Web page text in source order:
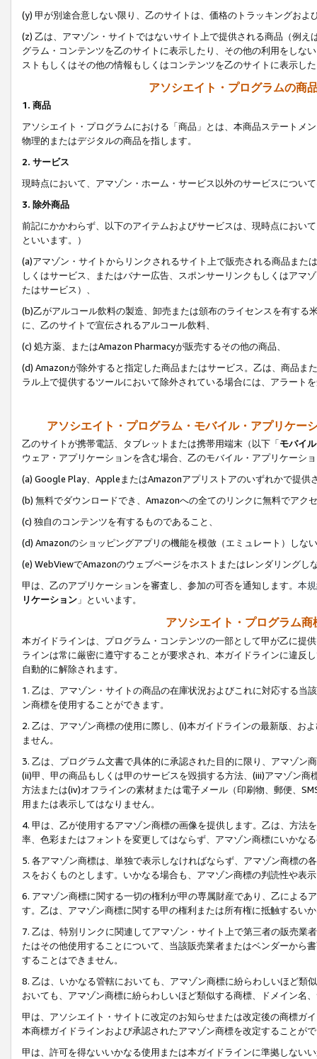
(y) 甲が別途合意しない限り、乙のサイトは、価格のトラッキングお
(z) 乙は、アマゾン・サイトではないサイト上で提供される商品（例
グラム・コンテンツを乙のサイトに表示したり、その他の利用をしな
ストもしくはその他の情報もしくはコンテンツを乙のサイトに表示し
アソシエイト・プログラムの商
1. 商品
アソシエイト・プログラムにおける「商品」とは、本商品ステートメ
物理的またはデジタルの商品を指します。
2. サービス
現時点において、アマゾン・ホーム・サービス以外のサービスについ
3. 除外商品
前記にかかわらず、以下のアイテムおよびサービスは、現時点におい
といいます。）
(a)アマゾン・サイトからリンクされるサイト上で販売される商品ま
しくはサービス、またはバナー広告、スポンサーリンクもしくはアマ
たはサービス）、
(b)乙がアルコール飲料の製造、卸売または頒布のライセンスを有す
に、乙のサイトで宣伝されるアルコール飲料、
(c) 処方薬、またはAmazon Pharmacyが販売するその他の商品、
(d) Amazonが除外すると指定した商品またはサービス。乙は、商品ま
ラル上で提供するツールにおいて除外されている場合には、アラート
アソシエイト・プログラム・モバイル・アプリケー
乙のサイトが携帯電話、タブレットまたは携帯用端末（以下「モバイ
ウェア・アプリケーションを含む場合、乙のモバイル・アプリケーシ
(a) Google Play、AppleまたはAmazonアプリストアのいずれかで提供
(b) 無料でダウンロードでき、Amazonへの全てのリンクに無料でアク
(c) 独自のコンテンツを有するものであること、
(d) Amazonのショッピングアプリの機能を模倣（エミュレート）しな
(e) WebViewでAmazonのウェブページをホストまたはレンダリングし
甲は、乙のアプリケーションを審査し、参加の可否を通知します。 本
リケーション 」といいます。
アソシエイト・プログラム
本ガイドラインは、プログラム・コンテンツの一部として甲が乙に提
ラインは常に厳密に遵守することが要求され、本ガイドラインに違反
自動的に解除されます。
1. 乙は、アマゾン・サイトの商品の在庫状況およびこれに対応する
ン商標を使用することができます。
2. 乙は、アマゾン商標の使用に際し、(i)本ガイドラインの最新版、お
ません。
3. 乙は、プログラム文書で具体的に承認された目的に限り、アマゾン
(ii)甲、甲の商品もしくは甲のサービスを毀損する方法、(iii)アマゾン
方法または(iv)オフラインの素材または電子メール（印刷物、郵便、
用または表示してはなりません。
4. 甲は、乙が使用するアマゾン商標の画像を提供します。乙は、方
率、色彩またはフォントを変更してはならず、アマゾン商標にいかな
5. 各アマゾン商標は、単独で表示しなければならず、アマゾン商標
スをおくものとします。いかなる場合も、アマゾン商標の判読性や表
6. アマゾン商標に関する一切の権利が甲の専属財産であり、乙による
す。乙は、アマゾン商標に関する甲の権利または所有権に抵触するい
7. 乙は、特別リンクに関連してアマゾン・サイト上で第三者の販売
たはその他使用することについて、当該販売業者またはベンダーから
することはできません。
8. 乙は、いかなる管轄においても、アマゾン商標に紛らわしいほど類
おいても、アマゾン商標に紛らわしいほど類似する商標、ドメイン名
甲は、アソシエイト・サイトに改定のお知らせまたは改定後の商標ガ
本商標ガイドラインおよび承認されたアマゾン商標を改定することが
甲は、許可を得ないいかなる使用または本ガイドラインに準拠しない